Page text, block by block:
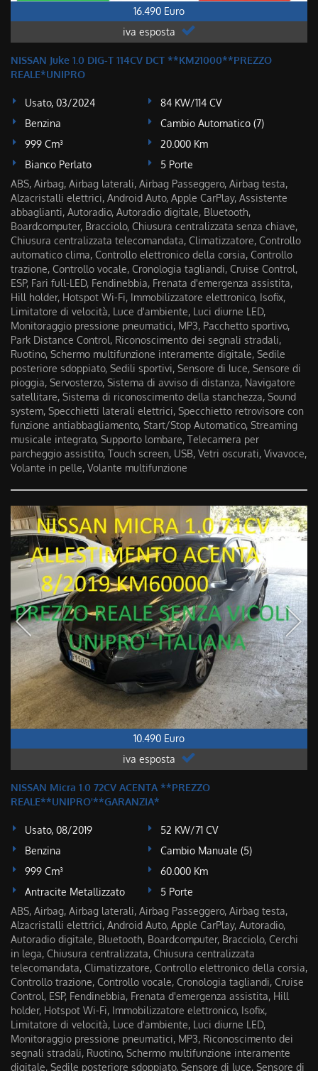
16.490 Euro
iva esposta
NISSAN Juke 1.0 DIG-T 114CV DCT **KM21000**PREZZO
REALE*UNIPRO
Usato, 03/2024
84 KW/114 CV
Benzina
Cambio Automatico (7)
999 Cm³
20.000 Km
Bianco Perlato
5 Porte
ABS, Airbag, Airbag laterali, Airbag Passeggero, Airbag testa,
Alzacristalli elettrici, Android Auto, Apple CarPlay, Assistente
abbaglianti, Autoradio, Autoradio digitale, Bluetooth,
Boardcomputer, Bracciolo, Chiusura centralizzata senza chiave,
Chiusura centralizzata telecomandata, Climatizzatore, Controllo
automatico clima, Controllo elettronico della corsia, Controllo
trazione, Controllo vocale, Cronologia tagliandi, Cruise Control,
ESP, Fari full-LED, Fendinebbia, Frenata d'emergenza assistita,
Hill holder, Hotspot Wi-Fi, Immobilizzatore elettronico, Isofix,
Limitatore di velocità, Luce d'ambiente, Luci diurne LED,
Monitoraggio pressione pneumatici, MP3, Pacchetto sportivo,
Park Distance Control, Riconoscimento dei segnali stradali,
Ruotino, Schermo multifunzione interamente digitale, Sedile
posteriore sdoppiato, Sedili sportivi, Sensore di luce, Sensore di
pioggia, Servosterzo, Sistema di avviso di distanza, Navigatore
satellitare, Sistema di riconoscimento della stanchezza, Sound
system, Specchietti laterali elettrici, Specchietto retrovisore con
funzione antiabbagliamento, Start/Stop Automatico, Streaming
musicale integrato, Supporto lombare, Telecamera per
parcheggio assistito, Touch screen, USB, Vetri oscurati, Vivavoce,
Volante in pelle, Volante multifunzione
10.490 Euro
iva esposta
NISSAN Micra 1.0 72CV ACENTA **PREZZO
REALE**UNIPRO'**GARANZIA*
Usato, 08/2019
52 KW/71 CV
Benzina
Cambio Manuale (5)
999 Cm³
60.000 Km
Antracite Metallizzato
5 Porte
ABS, Airbag, Airbag laterali, Airbag Passeggero, Airbag testa,
Alzacristalli elettrici, Android Auto, Apple CarPlay, Autoradio,
Autoradio digitale, Bluetooth, Boardcomputer, Bracciolo, Cerchi
in lega, Chiusura centralizzata, Chiusura centralizzata
telecomandata, Climatizzatore, Controllo elettronico della corsia,
Controllo trazione, Controllo vocale, Cronologia tagliandi, Cruise
Control, ESP, Fendinebbia, Frenata d'emergenza assistita, Hill
holder, Hotspot Wi-Fi, Immobilizzatore elettronico, Isofix,
Limitatore di velocità, Luce d'ambiente, Luci diurne LED,
Monitoraggio pressione pneumatici, MP3, Riconoscimento dei
segnali stradali, Ruotino, Schermo multifunzione interamente
digitale, Sedile posteriore sdoppiato, Sensore di luce, Sensore di